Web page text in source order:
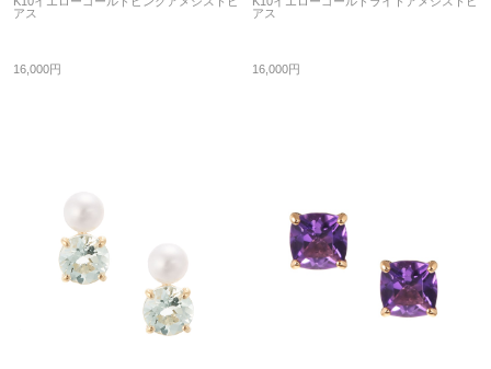
アス
16,000円
アス
16,000円